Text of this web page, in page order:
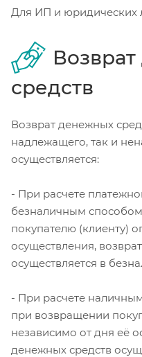
Для ИП и юридических
средств
Возврат денежных
надлежащего, так и
осуществляется:
- При расчете
безналичным
покупателю (клиенту)
осуществления,
осуществляется в
- При расчете
при возвращении
независимо от дня её
денежных средств